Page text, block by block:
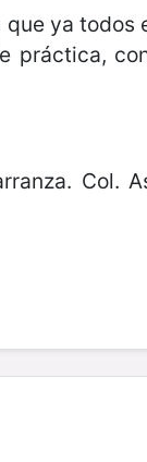
que ya todos
práctica,
Col.